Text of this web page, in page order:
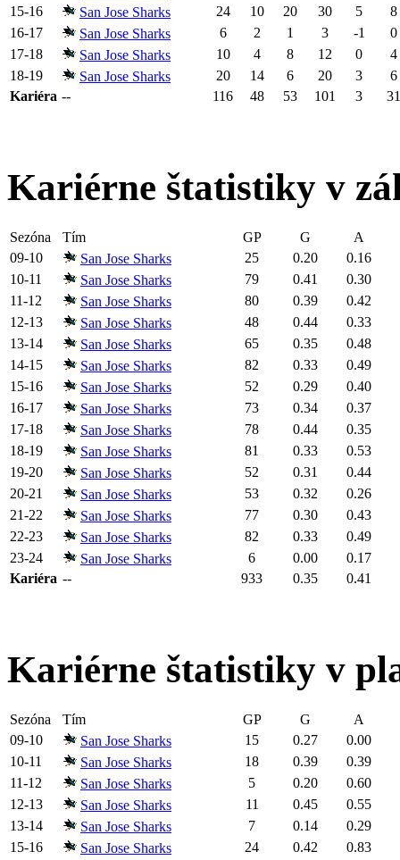
15-16
San Jose Sharks 24 10 20 30 5
8
16-17
San Jose Sharks 6 2 1 3 -1
0
17-18
San Jose Sharks 10 4 8 12 0
4
18-19
San Jose Sharks 20 14 6 20 3
6
Kariéra -- 116 48 53 101 3 31
Kariérne štatistiky v
Sezóna Tím GP G
A
09-10
San Jose Sharks 25 0.20
0.16
10-11
San Jose Sharks 79 0.41
0.30
11-12
San Jose Sharks 80 0.39
0.42
12-13
San Jose Sharks 48 0.44
0.33
13-14
San Jose Sharks 65 0.35
0.48
14-15
San Jose Sharks 82 0.33
0.49
15-16
San Jose Sharks 52 0.29
0.40
16-17
San Jose Sharks 73 0.34
0.37
17-18
San Jose Sharks 78 0.44
0.35
18-19
San Jose Sharks 81 0.33
0.53
19-20
San Jose Sharks 52 0.31
0.44
20-21
San Jose Sharks 53 0.32
0.26
21-22
San Jose Sharks 77 0.30
0.43
22-23
San Jose Sharks 82 0.33
0.49
23-24
San Jose Sharks 6 0.00
0.17
Kariéra -- 933 0.35 0.41
Kariérne štatistiky v
Sezóna Tím GP G
A
09-10
San Jose Sharks 15 0.27
0.00
10-11
San Jose Sharks 18 0.39
0.39
11-12
San Jose Sharks 5 0.20
0.60
12-13
San Jose Sharks 11 0.45
0.55
13-14
San Jose Sharks 7 0.14
0.29
15-16
San Jose Sharks 24 0.42
0.83